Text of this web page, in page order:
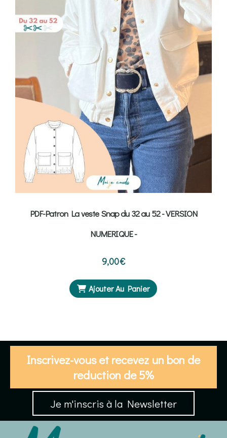
PDF-Patron La veste Snap du 32 au 52 - VERSION
NUMERIQUE -
9,00€
Ajouter Au Panier
Inscrivez-vous et recevez un bon de
reduction de 5%
Je m'inscris à la Newsletter